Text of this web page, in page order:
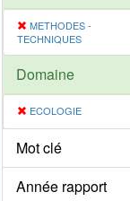
METHODES -
TECHNIQUES
Domaine
ECOLOGIE
Mot clé
Année rapport